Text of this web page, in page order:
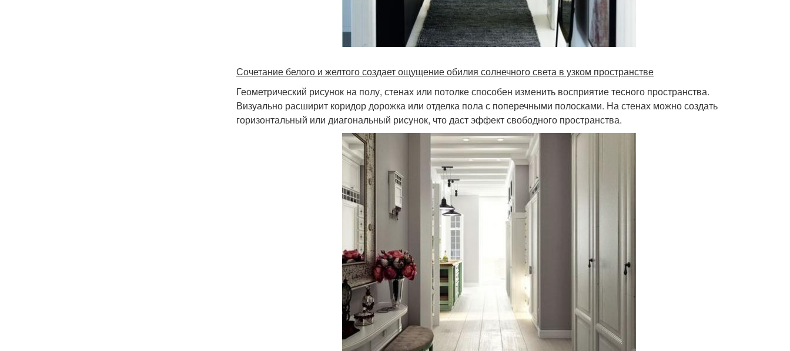
Сочетание белого и желтого создает ощущение обилия солнечного света в узком пространстве
Геометрический рисунок на полу, стенах или потолке способен изменить восприятие тесного пространства.
Визуально расширит коридор дорожка или отделка пола с поперечными полосками. На стенах можно создать
горизонтальный или диагональный рисунок, что даст эффект свободного пространства.